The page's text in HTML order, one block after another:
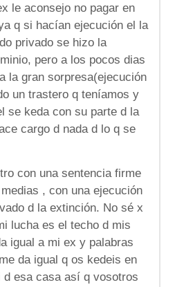
le aconsejo no pagar en
q si hacían ejecución el la
privado se hizo la
pero a los pocos dias
la gran sorpresa(ejecución
un trastero q teníamos y
se keda con su parte d la
cargo d nada d lo q se
con una sentencia firme
, con una ejecución
d la extinción. No sé x
lucha es el techo d mis
igual a mi ex y palabras
da igual q os kedeis en
d esa casa así q vosotros